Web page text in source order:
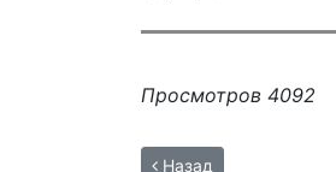
Просмотров 4092
Назад